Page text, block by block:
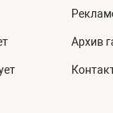
Архив